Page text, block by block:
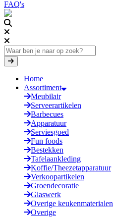
FAQ's
Home
Assortiment
Meubilair
Serveerartikelen
Barbecues
Apparatuur
Serviesgoed
Fun foods
Bestekken
Tafelaankleding
Koffie/Theezetapparatuur
Verkoopartikelen
Groendecoratie
Glaswerk
Overige keukenmaterialen
Overige